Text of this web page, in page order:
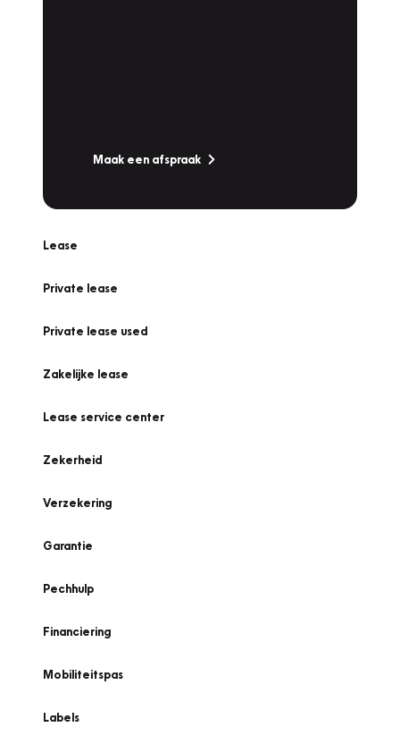
Maak een afspraak
Lease
Private lease
Private lease used
Zakelijke lease
Lease service center
Zekerheid
Verzekering
Garantie
Pechhulp
Financiering
Mobiliteitspas
Labels